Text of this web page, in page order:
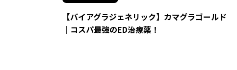
【バイアグラジェネリック】カマグラゴールド
｜コスパ最強のED治療薬！